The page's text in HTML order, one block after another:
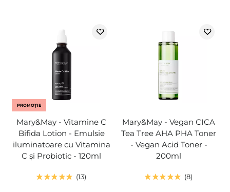
PROMOȚIE
Mary&May - Vitamine C
Bifida Lotion - Emulsie
iluminatoare cu Vitamina
C și Probiotic - 120ml
13
Mary&May - Vegan CICA
Tea Tree AHA PHA Toner
- Vegan Acid Toner -
200ml
8